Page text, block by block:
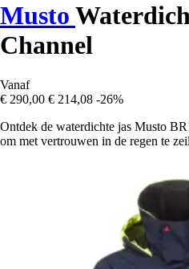
Musto
Channel
Vanaf
€ 290,00 € 214,08 -26%
Ontdek de waterdichte jas Musto
om met vertrouwen in de regen te